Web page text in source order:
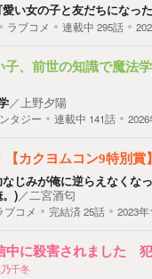
い女の子と友だちになった
ラブコメ 連載中 295話
、前世の知識で魔法学
／上野夕陽
タジー 連載中 141話
カクヨムコン9特別賞】
じみが俺に逆らえなくな
)／二宮酒匂
ブコメ 完結済 25話 2023
中に殺害されました
千冬